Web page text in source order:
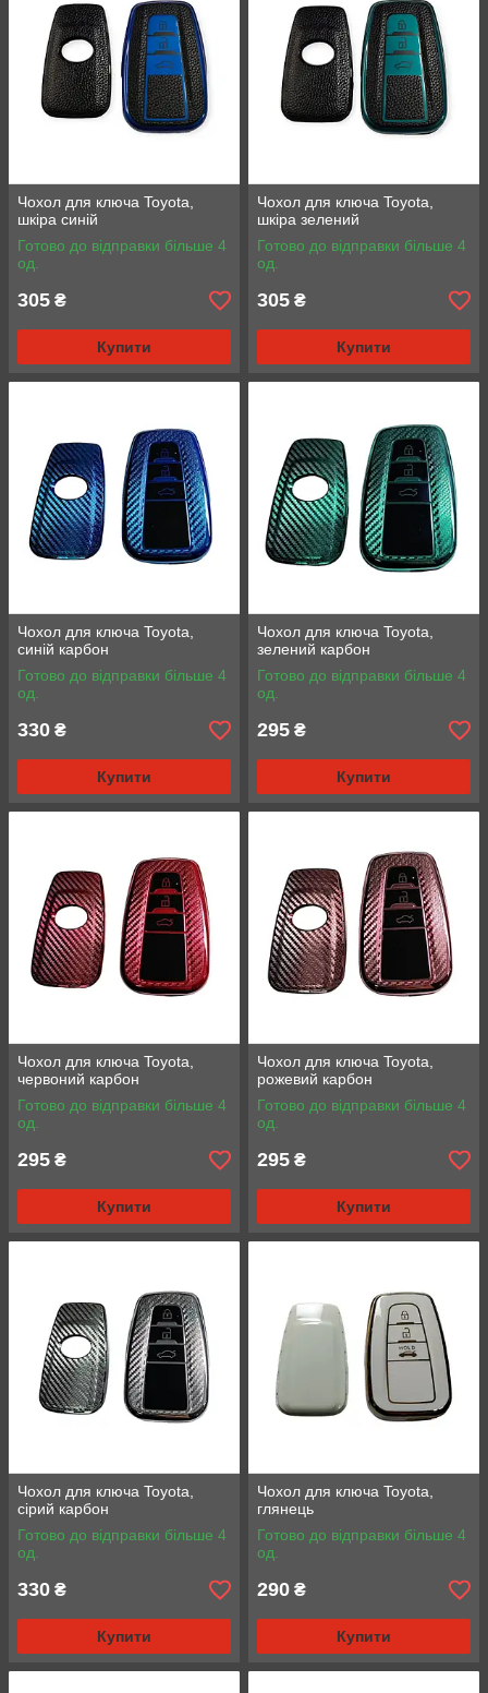
Чохол для ключа Toyota,
шкіра синій
Готово до відправки більше 4
од.
305 ₴
Купити
Чохол для ключа Toyota,
шкіра зелений
Готово до відправки більше 4
од.
305 ₴
Купити
Чохол для ключа Toyota,
синій карбон
Готово до відправки більше 4
од.
330 ₴
Купити
Чохол для ключа Toyota,
зелений карбон
Готово до відправки більше 4
од.
295 ₴
Купити
Чохол для ключа Toyota,
червоний карбон
Готово до відправки більше 4
од.
295 ₴
Купити
Чохол для ключа Toyota,
рожевий карбон
Готово до відправки більше 4
од.
295 ₴
Купити
Чохол для ключа Toyota,
сірий карбон
Готово до відправки більше 4
од.
330 ₴
Купити
Чохол для ключа Toyota,
глянець
Готово до відправки більше 4
од.
290 ₴
Купити